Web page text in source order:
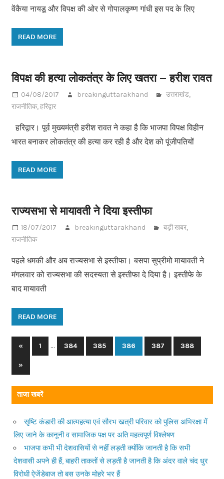
वेंकैया नायडू और विपक्ष की ओर से गोपालकृष्ण गांधी इस पद के लिए
READ MORE
विपक्ष की हत्या लोकतंत्र के लिए खतरा – हरीश रावत
04/08/2017 breakinguttarakhand उत्तराखंड,
राजनीतिक,हरिद्वार
हरिद्वार। पूर्व मुख्यमंत्री हरीश रावत ने कहा है कि भाजपा विपक्ष विहीन
भारत बनाकर लोकतंत्र की हत्या कर रही है और देश को पूंजीपतियों
READ MORE
राज्यसभा से मायावती ने दिया इस्तीफा
18/07/2017 breakinguttarakhand बड़ी खबर,
राजनीतिक
पहले धमकी और अब राज्यसभा से इस्तीफा। बसपा सुप्रीमो मायावती ने
मंगलवार को राज्यसभा की सदस्यता से इस्तीफा दे दिया है। इस्तीफे के
बाद मायावती
READ MORE
Posts
navigation
« Previous
Posts
1 … 384 385 386 387 388
Next
Posts
»
ताजा खबरें
सृष्टि कंडारी की आत्महत्या एवं सौरभ खत्री परिवार को पुलिस अभिरक्षा में
लिए जाने के कानूनी व सामाजिक पक्ष पर अति महत्वपूर्ण विश्लेषण
भाजपा कभी भी देशवासियों से नहीं लड़ती क्योंकि जानती है कि सभी
देशवासी अपने ही हैं, बाहरी ताकतों से लड़ती है जानती है कि अंदर वाले चंद धुर
विरोधी ऐजेंडेबाज तो बस उनके मोहरे भर हैं